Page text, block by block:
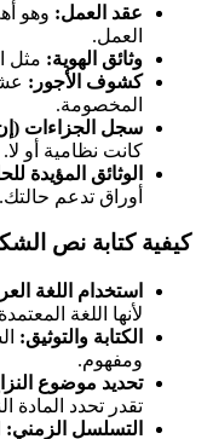
عقد العمل:وهو
العمل.
وثائق الهوية:مثل
كشوف الأجور:
المخصومة.
سجل الجزاءات
كانت نظامية أو لا.
الوثائق المؤيدة
أوراق تدعم حالتك.
كيفية كتابة نص
استخدام اللغة
لأنها اللغة
الكتابة والتوثيق:
ومفهوم.
تحديد موضوع
تقدر تحدد المادة
التسلسل الزمني: